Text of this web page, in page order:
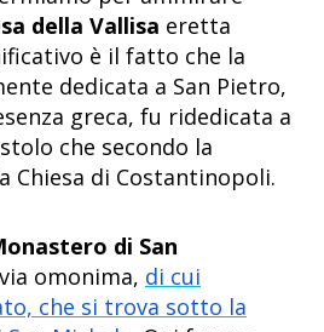
della Vallisa eretta
è il fatto che la
dedicata a San Pietro,
greca, fu ridedicata a
che secondo la
Chiesa di Costantinopoli.
di San
omonima, di cui
che si trova sotto la